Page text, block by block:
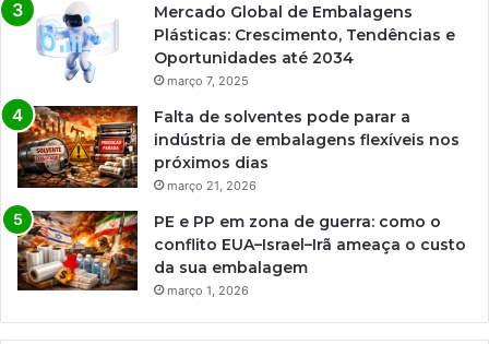
Mercado Global de Embalagens
Plásticas: Crescimento, Tendências e
Oportunidades até 2034
março 7, 2025
Falta de solventes pode parar a
indústria de embalagens flexíveis nos
próximos dias
março 21, 2026
PE e PP em zona de guerra: como o
conflito EUA–Israel–Irã ameaça o custo
da sua embalagem
março 1, 2026